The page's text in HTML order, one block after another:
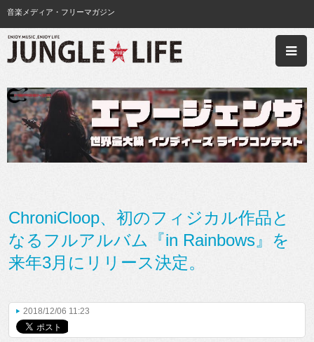
音楽メディア・フリーマガジン
ChroniCloop、初のフィジカル作品と
なるフルアルバム『in Rainbows』を
来年3月にリリース決定。
2018/12/06 11:23